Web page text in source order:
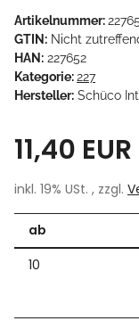
Artikelnummer:
GTIN: Nicht
HAN: 227652
Kategorie:227
Hersteller: Schüco
11,40 EUR
inkl. 19% USt. , zzgl.
ab
10